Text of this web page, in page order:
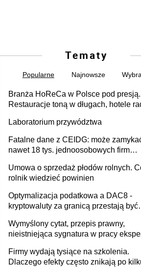
Tematy
Popularne Najnowsze
Branża HoReCa w Polsce pod presją.
Restauracje toną w długach, hotele
Laboratorium przywództwa
Fatalne dane z CEIDG: może
nawet 18 tys. jednoosobowych firm
Umowa o sprzedaż płodów rolnych.
rolnik wiedzieć powinien
Optymalizacja podatkowa a DAC8 -
kryptowaluty za granicą przestają być
Wymyślony cytat, przepis prawny,
nieistniejąca sygnatura w pracy
firmie
Firmy wydają tysiące na szkolenia.
Dlaczego efekty często znikają po